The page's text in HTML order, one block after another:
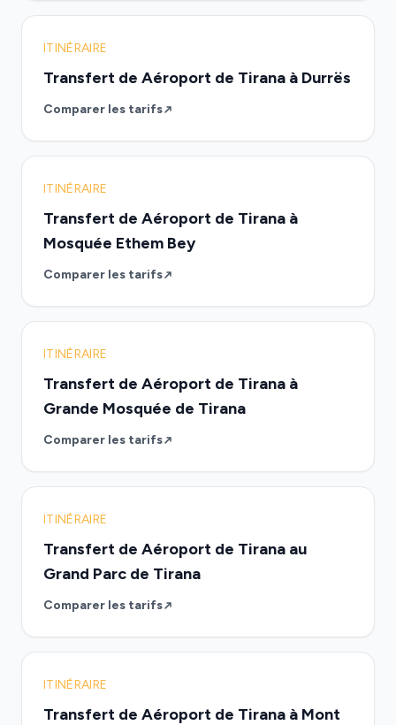
ITINÉRAIRE
Transfert de Aéroport de Tirana à Durrës
Comparer les tarifs
ITINÉRAIRE
Transfert de Aéroport de Tirana à
Mosquée Ethem Bey
Comparer les tarifs
ITINÉRAIRE
Transfert de Aéroport de Tirana à
Grande Mosquée de Tirana
Comparer les tarifs
ITINÉRAIRE
Transfert de Aéroport de Tirana au
Grand Parc de Tirana
Comparer les tarifs
ITINÉRAIRE
Transfert de Aéroport de Tirana à Mont